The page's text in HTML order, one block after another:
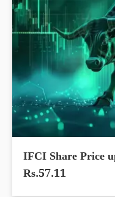
IFCI Share Price
Rs.57.11